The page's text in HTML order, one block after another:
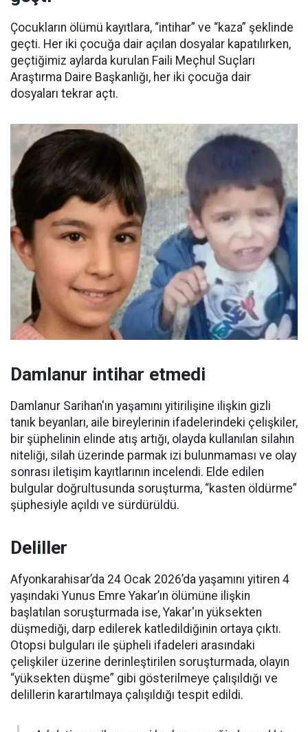
Çocukların ölümü kayıtlara, “intihar” ve “kaza” şeklinde
geçti. Her iki çocuğa dair açılan dosyalar kapatılırken,
geçtiğimiz aylarda kurulan Faili Meçhul Suçları
Araştırma Daire Başkanlığı, her iki çocuğa dair
dosyaları tekrar açtı.
Damlanur intihar etmedi
Damlanur Sarihan'ın yaşamını yitirilişine ilişkin gizli
tanık beyanları, aile bireylerinin ifadelerindeki çelişkiler,
bir şüphelinin elinde atış artığı, olayda kullanılan silahın
niteliği, silah üzerinde parmak izi bulunmaması ve olay
sonrası iletişim kayıtlarının incelendi. Elde edilen
bulgular doğrultusunda soruşturma, “kasten öldürme”
şüphesiyle açıldı ve sürdürüldü.
Deliller
Afyonkarahisar’da 24 Ocak 2026’da yaşamını yitiren 4
yaşındaki Yunus Emre Yakar’ın ölümüne ilişkin
başlatılan soruşturmada ise, Yakar'ın yüksekten
düşmediği, darp edilerek katledildiğinin ortaya çıktı.
Otopsi bulguları ile şüpheli ifadeleri arasındaki
çelişkiler üzerine derinleştirilen soruşturmada, olayın
“yüksekten düşme” gibi gösterilmeye çalışıldığı ve
delillerin karartılmaya çalışıldığı tespit edildi.